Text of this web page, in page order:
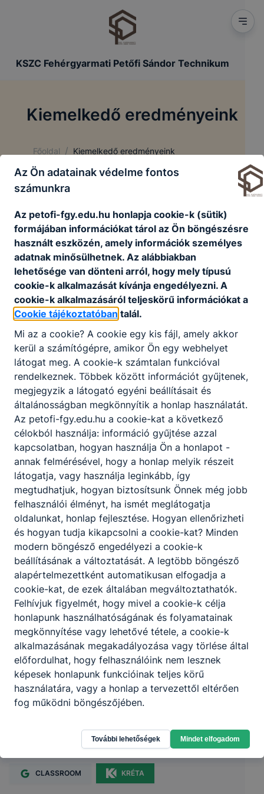
KSZC Fehérgyarmati Petőfi Sándor Technikum
Kiemelkedő eredményeink
Főoldal / Kiemelkedő eredményeink
Kiemelkedő eredményeink
2024/25-ös tanév kiemelkedő eredményei
2023/24-es tanév kiemelkedő eredményei
Partnereink
KSZC Fehérgyarmati Petőfi Sándor
4900 Fehérgyarmat Május 14. tér 16.
CLASSROOM KRÉTA
Az Ön adatainak védelme fontos
számunkra
Az petofi-fgy.edu.hu honlapja cookie-k (sütik)
formájában információkat tárol az Ön böngészésre
használt eszközén, amely információk személyes
adatnak minősülhetnek. Az alábbiakban
lehetősége van dönteni arról, hogy mely típusú
cookie-k alkalmazását kívánja engedélyezni. A
cookie-k alkalmazásáról teljeskörű információkat a
Cookie tájékoztatóban talál.
Mi az a cookie? A cookie egy kis fájl, amely akkor
kerül a számítógépre, amikor Ön egy webhelyet
látogat meg. A cookie-k számtalan funkcióval
rendelkeznek. Többek között információt gyűjtenek,
megjegyzik a látogató egyéni beállításait és
általánosságban megkönnyítik a honlap használatát.
Az petofi-fgy.edu.hu a cookie-kat a következő
célokból használja: információ gyűjtése azzal
kapcsolatban, hogyan használja Ön a honlapot -
annak felmérésével, hogy a honlap melyik részeit
látogatja, vagy használja leginkább, így
megtudhatjuk, hogyan biztosítsunk Önnek még jobb
felhasználói élményt, ha ismét meglátogatja
oldalunkat, honlap fejlesztése. Hogyan ellenőrizheti
és hogyan tudja kikapcsolni a cookie-kat? Minden
modern böngésző engedélyezi a cookie-k
beállításának a változtatását. A legtöbb böngésző
alapértelmezettként automatikusan elfogadja a
cookie-kat, de ezek általában megváltoztathatók.
Felhívjuk figyelmét, hogy mivel a cookie-k célja
honlapunk használhatóságának és folyamatainak
megkönnyítése vagy lehetővé tétele, a cookie-k
alkalmazásának megakadályozása vagy törlése által
előfordulhat, hogy felhasználóink nem lesznek
képesek honlapunk funkcióinak teljes körű
használatára, vagy a honlap a tervezettől eltérően
fog működni böngészőjében.
További lehetőségek Mindet elfogadom